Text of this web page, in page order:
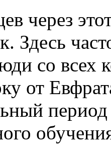
через
Здесь
со
от